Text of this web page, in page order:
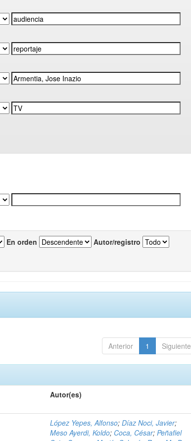
En orden Autor/registro
Anterior 1 Siguiente
Autor(es)
López Yepes, Alfonso;Díaz Noci, Javier;
Meso Ayerdi, Koldo; Coca, César;Peñafiel